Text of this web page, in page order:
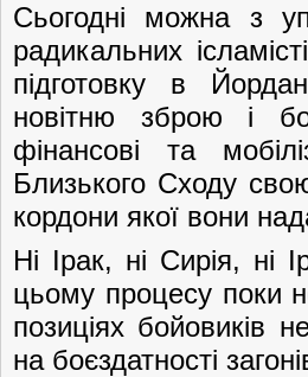
Сьогодні можна з
радикальних
підготовку в
новітню зброю і
фінансові та
Близького Сходу
кордони якої вони
Ні Ірак, ні Сирія, ні
цьому процесу поки
позиціях бойовиків
на боєздатності